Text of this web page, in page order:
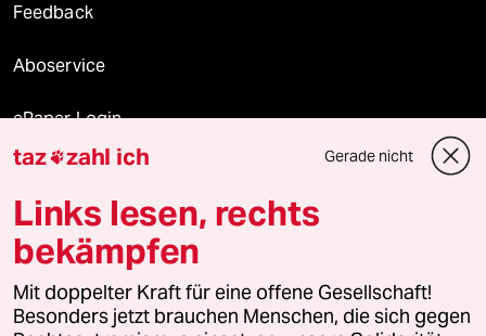
Feedback
Aboservice
ePaper Login
Downloads für Abonnierende
© 2026 taz Verlags und Vertriebs GmbH
Alle Rechte vorbehalten. Bei rechtlichen Fragen oder für Genehmigungen
wenden Sie sich bitte an
lizenzen@taz.de
taz zahl ich Gerade nicht
Links lesen, rechts
bekämpfen
Mit doppelter Kraft für eine offene Gesellschaft!
Besonders jetzt brauchen Menschen, die sich gegen